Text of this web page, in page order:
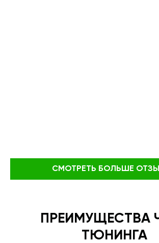
СМОТРЕТЬ БОЛЬШЕ
ПРЕИМУЩЕСТВА
ТЮНИНГА